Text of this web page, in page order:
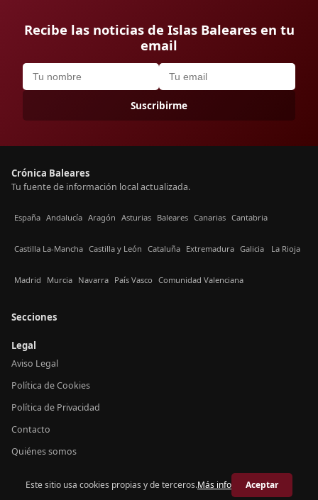
Recibe las noticias de Islas Baleares en tu
email
Suscribirme
Crónica Baleares
Tu fuente de información local actualizada.
España Andalucía Aragón Asturias Baleares Canarias Cantabria
Castilla La-Mancha Castilla y León Cataluña Extremadura Galicia La Rioja
Madrid Murcia Navarra País Vasco Comunidad Valenciana
Secciones
Legal
Aviso Legal
Política de Cookies
Política de Privacidad
Contacto
Quiénes somos
© 2026 Crónica Baleares
Este sitio usa cookies propias y de terceros.Más info Aceptar